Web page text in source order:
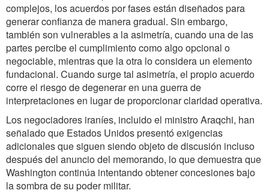
complejos, los acuerdos por fases están diseñados para
generar confianza de manera gradual. Sin embargo,
también son vulnerables a la asimetría, cuando una de las
partes percibe el cumplimiento como algo opcional o
negociable, mientras que la otra lo considera un elemento
fundacional. Cuando surge tal asimetría, el propio acuerdo
corre el riesgo de degenerar en una guerra de
interpretaciones en lugar de proporcionar claridad operativa.
Los negociadores iraníes, incluido el ministro Araqchi, han
señalado que Estados Unidos presentó exigencias
adicionales que siguen siendo objeto de discusión incluso
después del anuncio del memorando, lo que demuestra que
Washington continúa intentando obtener concesiones bajo
la sombra de su poder militar.